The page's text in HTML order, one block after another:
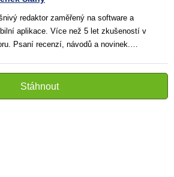
redaktor zaměřený na software a
aplikace. Více než 5 let zkušeností v
Psaní recenzí, návodů a novinek.
čtenářům lépe porozumět a využít
technologie.
Stáhnout